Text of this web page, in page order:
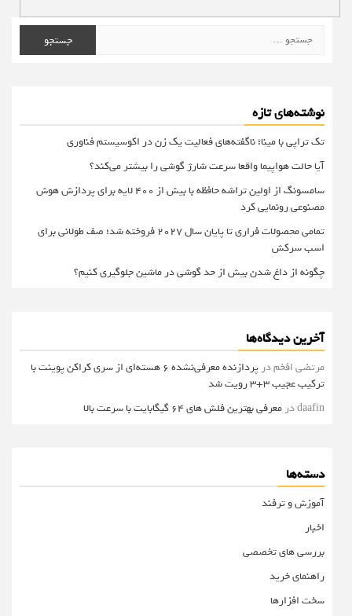
برای:
نوشته‌های تازه
تک تراپی با مینا؛ ناگفته‌های فعالیت یک زن در اکوسیستم فناوری
آیا حالت هواپیما واقعا سرعت شارژ گوشی را بیشتر می‌کند؟
سامسونگ از اولین تراشه حافظه با بیش از ۴۰۰ لایه برای پردازش هوش
مصنوعی رونمایی کرد
تمامی محصولات فراری تا پایان سال ۲۰۲۷ فروخته شد؛ صف طولانی برای
اسب سرکش
چگونه از داغ شدن بیش از حد گوشی در ماشین جلوگیری کنیم؟
آخرین دیدگاه‌ها
مرتضی افخمدر
پردازنده معرفی‌نشده 6 هسته‌ای از سری کراکن پوینت با
ترکیب عجیب 3+3 رویت شد
daafinدر معرفی بهترین فلش های 64 گیگابایت با سرعت بالا
دسته‌ها
آموزش و ترفند
اخبار
بررسی های تخصصی
راهنمای خرید
سخت افزارها